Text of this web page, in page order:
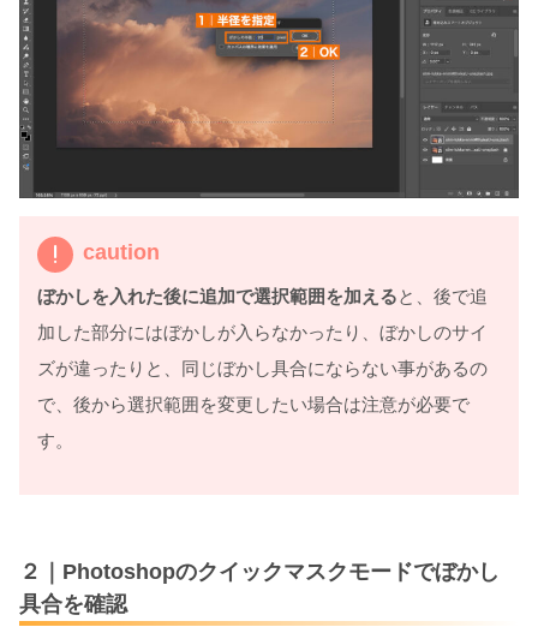
caution
ぼかしを入れた後に追加で選択範囲を加えると、後で追
加した部分にはぼかしが入らなかったり、ぼかしのサイ
ズが違ったりと、同じぼかし具合にならない事があるの
で、後から選択範囲を変更したい場合は注意が必要で
す。
２｜Photoshopのクイックマスクモードでぼかし
具合を確認